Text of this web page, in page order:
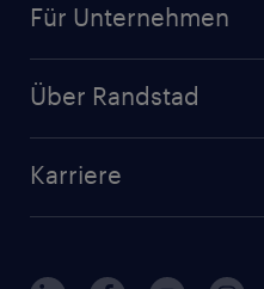
Initiativbewerbung
Randstad Akademie
Für Unternehmen
Branchen
Über Randstad
Interne Karriere
Karriere
Berufsprofile